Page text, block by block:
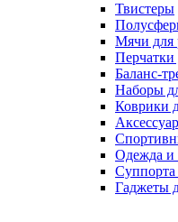
Твистеры
Мячи для
Перчатки
Баланс-
Наборы
Коврики
Одежда и
Гаджеты